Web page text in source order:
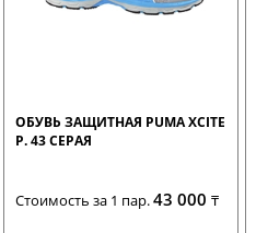
ОБУВЬ ЗАЩИТНАЯ PUMA XCITE
Р. 43 СЕРАЯ
Стоимость за 1 пар.43 000 ₸